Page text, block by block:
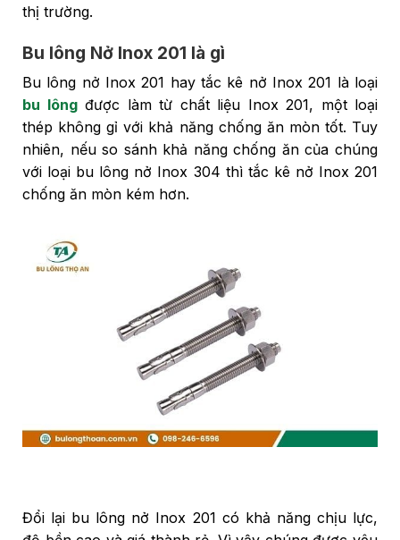
thị trường.
Bu lông Nở Inox 201 là gì
Bu lông nở Inox 201 hay tắc kê nở Inox 201 là loại
bu lôngđược làm từ chất liệu Inox 201, một loại
thép không gỉ với khả năng chống ăn mòn tốt. Tuy
nhiên, nếu so sánh khả năng chống ăn của chúng
với loại bu lông nở Inox 304 thì tắc kê nở Inox 201
chống ăn mòn kém hơn.
Đổi lại bu lông nở Inox 201 có khả năng chịu lực,